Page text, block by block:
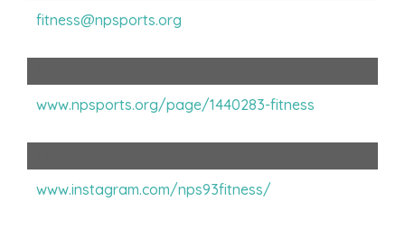
fitness@npsports.org
www.npsports.org/page/1440283-fitness
www.instagram.com/nps93fitness/